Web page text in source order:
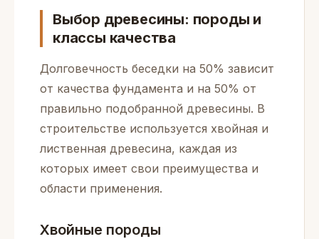
Выбор древесины: породы и
классы качества
Долговечность беседки на 50% зависит
от качества фундамента и на 50% от
правильно подобранной древесины. В
строительстве используется хвойная и
лиственная древесина, каждая из
которых имеет свои преимущества и
области применения.
Хвойные породы